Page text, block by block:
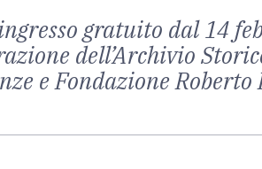
gratuito dal 14
dell’Archivio
e Fondazione Roberto